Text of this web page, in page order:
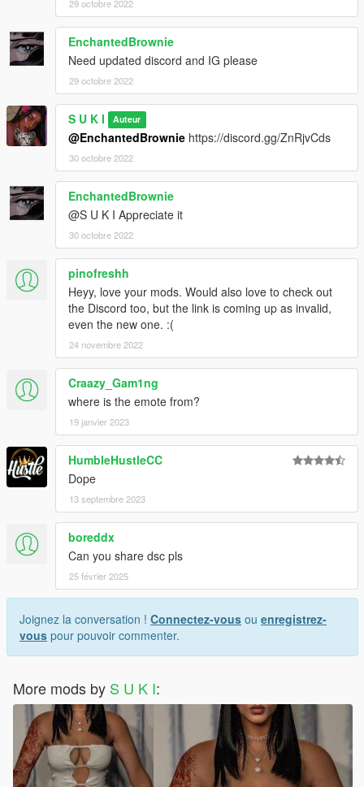
29 octobre 2022
EnchantedBrownie
Need updated discord and IG please
29 octobre 2022
S U K I Auteur
@EnchantedBrownie https://discord.gg/ZnRjvCds
30 octobre 2022
EnchantedBrownie
@S U K I Appreciate it
30 octobre 2022
pinofreshh
Heyy, love your mods. Would also love to check out
the Discord too, but the link is coming up as invalid,
even the new one. :(
24 novembre 2022
Craazy_Gam1ng
where is the emote from?
19 janvier 2023
HumbleHustleCC
Dope
13 septembre 2023
boreddx
Can you share dsc pls
25 février 2025
Joignez la conversation ! Connectez-vous ou enregistrez-
vous pour pouvoir commenter.
More mods by S U K I: